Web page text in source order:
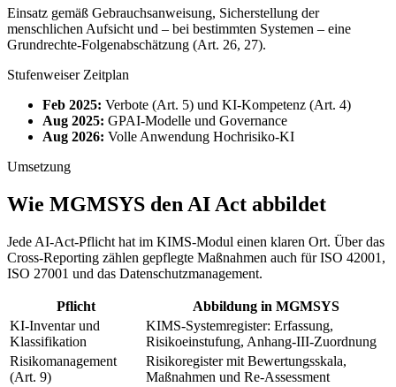
Einsatz gemäß Gebrauchsanweisung, Sicherstellung der
menschlichen Aufsicht und – bei bestimmten Systemen – eine
Grundrechte-Folgenabschätzung (Art. 26, 27).
Stufenweiser Zeitplan
Feb 2025: Verbote (Art. 5) und KI-Kompetenz (Art. 4)
Aug 2025: GPAI-Modelle und Governance
Aug 2026: Volle Anwendung Hochrisiko-KI
Umsetzung
Wie MGMSYS den AI Act abbildet
Jede AI-Act-Pflicht hat im KIMS-Modul einen klaren Ort. Über das
Cross-Reporting zählen gepflegte Maßnahmen auch für ISO 42001,
ISO 27001 und das Datenschutzmanagement.
Pflicht
Abbildung in MGMSYS
KI-Inventar und
Klassifikation
KIMS-Systemregister: Erfassung,
Risikoeinstufung, Anhang-III-Zuordnung
Risikomanagement
(Art. 9)
Risikoregister mit Bewertungsskala,
Maßnahmen und Re-Assessment